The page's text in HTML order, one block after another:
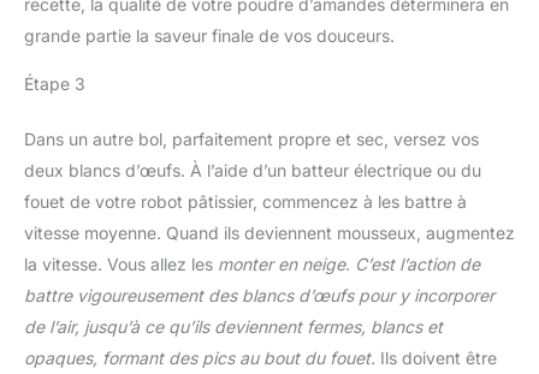
grande partie la saveur finale de vos douceurs.
Étape 3
Dans un autre bol, parfaitement propre et sec, versez vos
deux blancs d’œufs. À l’aide d’un batteur électrique ou du
fouet de votre robot pâtissier, commencez à les battre à
vitesse moyenne. Quand ils deviennent mousseux, augmentez
la vitesse. Vous allez les monter en neige. C’est l’action de
battre vigoureusement des blancs d’œufs pour y incorporer
de l’air, jusqu’à ce qu’ils deviennent fermes, blancs et
opaques, formant des pics au bout du fouet. Ils doivent être